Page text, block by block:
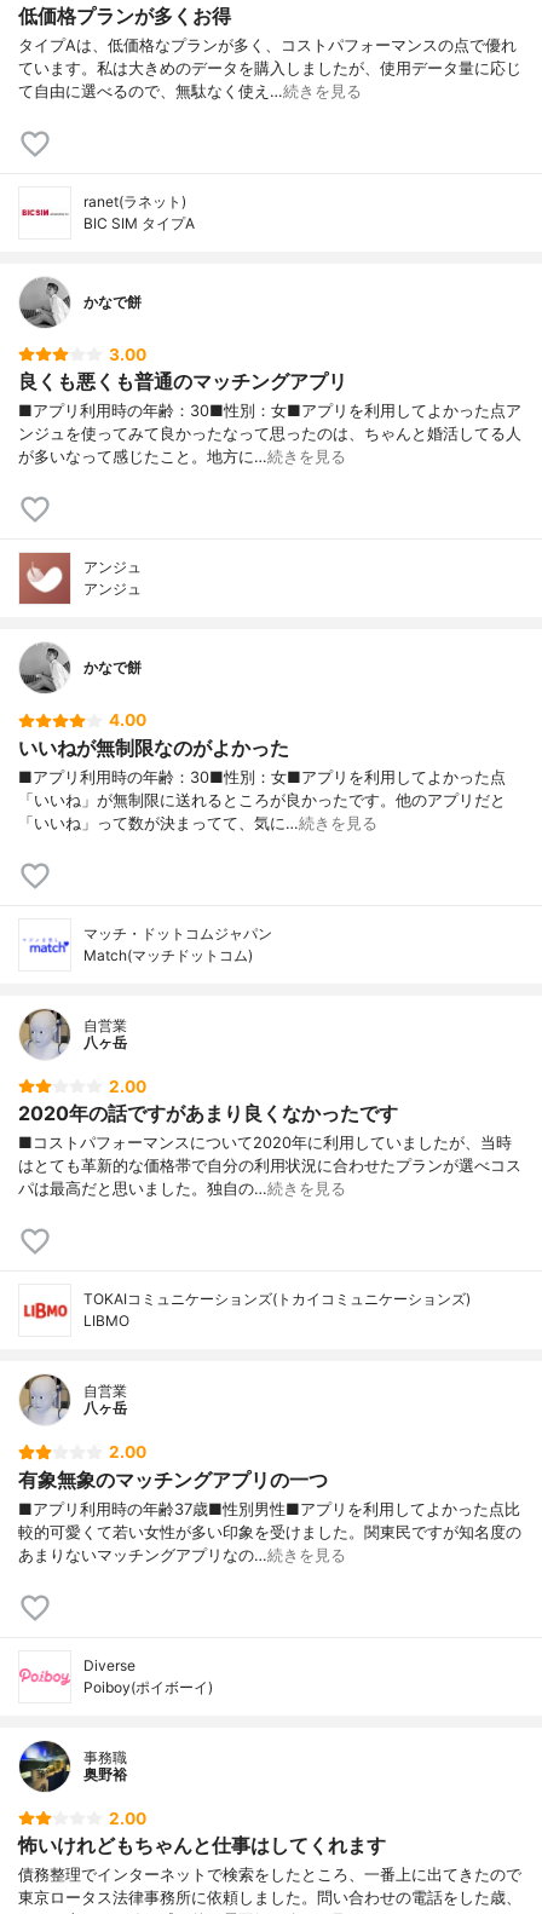
低価格プランが多くお得
タイプAは、低価格なプランが多く、コストパフォーマンスの点で優れ
ています。私は大きめのデータを購入しましたが、使用データ量に応じ
て自由に選べるので、無駄なく使え…続きを見る
ranet(ラネット)
BIC SIM タイプA
かなで餅
3.00
良くも悪くも普通のマッチングアプリ
■アプリ利用時の年齢：30■性別：女■アプリを利用してよかった点ア
ンジュを使ってみて良かったなって思ったのは、ちゃんと婚活してる人
が多いなって感じたこと。地方に…続きを見る
アンジュ
アンジュ
かなで餅
4.00
いいねが無制限なのがよかった
■アプリ利用時の年齢：30■性別：女■アプリを利用してよかった点
「いいね」が無制限に送れるところが良かったです。他のアプリだと
「いいね」って数が決まってて、気に…続きを見る
マッチ・ドットコムジャパン
Match(マッチドットコム)
自営業
八ヶ岳
2.00
2020年の話ですがあまり良くなかったです
■コストパフォーマンスについて2020年に利用していましたが、当時
はとても革新的な価格帯で自分の利用状況に合わせたプランが選べコス
パは最高だと思いました。独自の…続きを見る
TOKAIコミュニケーションズ(トカイコミュニケーションズ)
LIBMO
自営業
八ヶ岳
2.00
有象無象のマッチングアプリの一つ
■アプリ利用時の年齢37歳■性別男性■アプリを利用してよかった点比
較的可愛くて若い女性が多い印象を受けました。関東民ですが知名度の
あまりないマッチングアプリなの…続きを見る
Diverse
Poiboy(ポイボーイ)
事務職
奥野裕
2.00
怖いけれどもちゃんと仕事はしてくれます
債務整理でインターネットで検索をしたところ、一番上に出てきたので
東京ロータス法律事務所に依頼しました。問い合わせの電話をした歳、